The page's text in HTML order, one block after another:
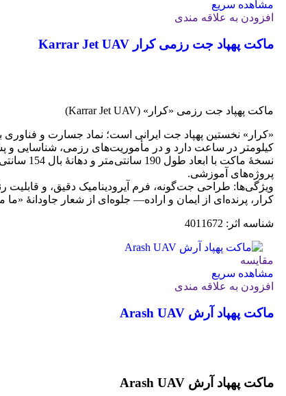
مشاهده سریع
افزودن به علاقه مندی
ماکت پهپاد جت رزمی کرار Karrar Jet UAV
ماکت پهپاد جت رزمی «کرار» (Karrar Jet UAV)
کیلومتر در ساعت دارد و در مأموریت‌های رزمی، شناسایی و
نسخهٔ
پروژه‌های آموزشی.
ویژگی‌ها: طراحی جت‌گونه، فرم آیرودینامیک دقیق، و
کرار، پرنده‌ای از ایمان و اراده— جلوه‌ای از شعار جاودانۀ «ما
شناسه اثر: 4011672
مقایسه
مشاهده سریع
افزودن به علاقه مندی
ماکت پهپاد آرش Arash UAV
ماکت پهپاد آرش Arash UAV